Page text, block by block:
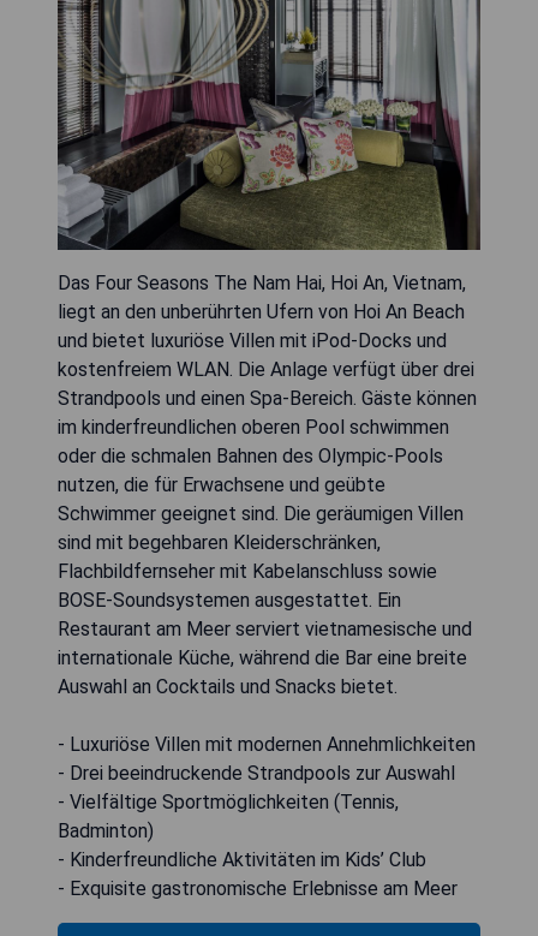
Das Four Seasons The Nam Hai, Hoi An, Vietnam,
liegt an den unberührten Ufern von Hoi An Beach
und bietet luxuriöse Villen mit iPod-Docks und
kostenfreiem WLAN. Die Anlage verfügt über drei
Strandpools und einen Spa-Bereich. Gäste können
im kinderfreundlichen oberen Pool schwimmen
oder die schmalen Bahnen des Olympic-Pools
nutzen, die für Erwachsene und geübte
Schwimmer geeignet sind. Die geräumigen Villen
sind mit begehbaren Kleiderschränken,
Flachbildfernseher mit Kabelanschluss sowie
BOSE-Soundsystemen ausgestattet. Ein
Restaurant am Meer serviert vietnamesische und
internationale Küche, während die Bar eine breite
Auswahl an Cocktails und Snacks bietet.
- Luxuriöse Villen mit modernen Annehmlichkeiten
- Drei beeindruckende Strandpools zur Auswahl
- Vielfältige Sportmöglichkeiten (Tennis,
Badminton)
- Kinderfreundliche Aktivitäten im Kids’ Club
- Exquisite gastronomische Erlebnisse am Meer